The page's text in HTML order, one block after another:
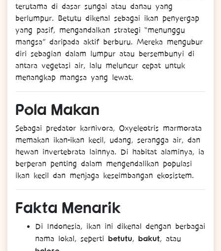
terutama di dasar sungai atau danau yang
berlumpur. Betutu dikenal sebagai ikan penyergap
yang pasif, mengandalkan strategi “menunggu
mangsa” daripada aktif berburu. Mereka mengubur
diri sebagian dalam lumpur atau bersembunyi di
antara vegetasi air, lalu meluncur cepat untuk
menangkap mangsa yang lewat.
Pola Makan
Sebagai predator karnivora, Oxyeleotris marmorata
memakan ikan-ikan kecil, udang, serangga air, dan
hewan invertebrata lainnya. Di habitat alaminya, ia
berperan penting dalam mengendalikan populasi
ikan kecil dan menjaga keseimbangan ekosistem.
Fakta Menarik
Di Indonesia, ikan ini dikenal dengan berbagai
nama lokal, seperti betutu, bakut, atau